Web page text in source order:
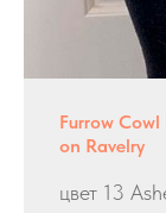
Furrow
on Ravelry
цвет 13